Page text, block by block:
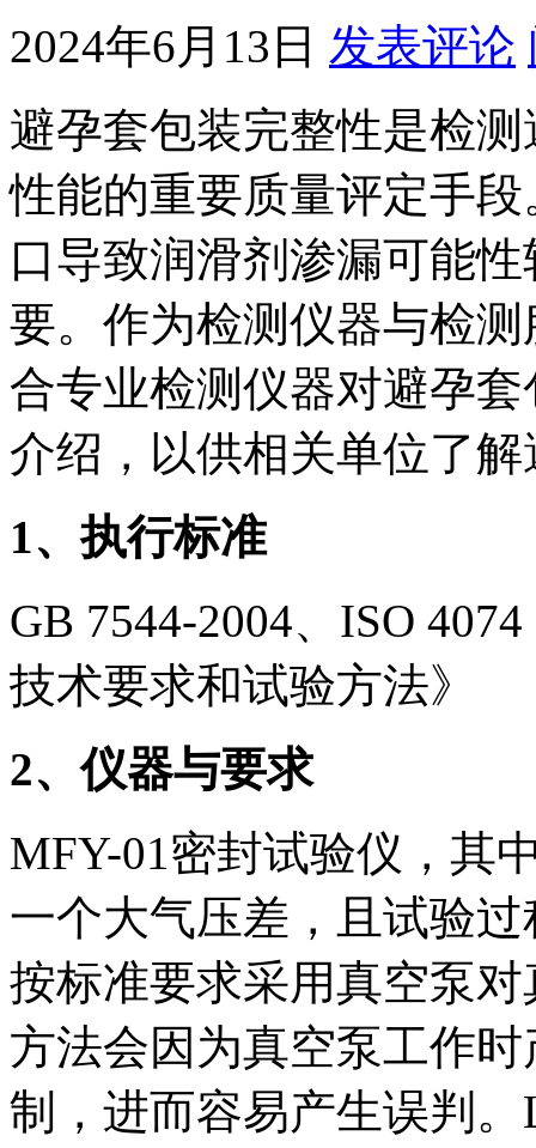
2024年6月13日 发表评论
避孕套包装完整性是检
性能的重要质量评定手
口导致润滑剂渗漏可能
要。作为检测仪器与检
合专业检测仪器对避孕
介绍，以供相关单位了
1、执行标准
GB 7544-2004、ISO
技术要求和试验方法》
2、仪器与要求
MFY-01密封试验仪，其
一个大气压差，且试验
按标准要求采用真空泵
方法会因为真空泵工作
制，进而容易产生误判